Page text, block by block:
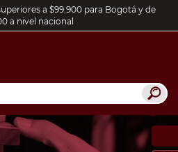
a $99.900 para Bogotá y de
a nivel nacional